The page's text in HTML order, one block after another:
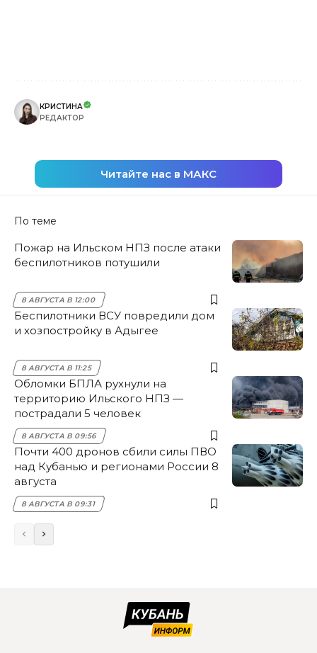
КРИСТИНА
РЕДАКТОР
Читайте нас в МАКС
По теме
Пожар на Ильском НПЗ после атаки
беспилотников потушили
8 АВГУСТА В 12:00
Беспилотники ВСУ повредили дом
и хозпостройку в Адыгее
8 АВГУСТА В 11:25
Обломки БПЛА рухнули на
территорию Ильского НПЗ —
пострадали 5 человек
8 АВГУСТА В 09:56
Почти 400 дронов сбили силы ПВО
над Кубанью и регионами России 8
августа
8 АВГУСТА В 09:31